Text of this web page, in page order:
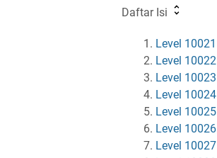
Daftar Isi
Level 10021
Level 10022
Level 10023
Level 10024
Level 10025
Level 10026
Level 10027